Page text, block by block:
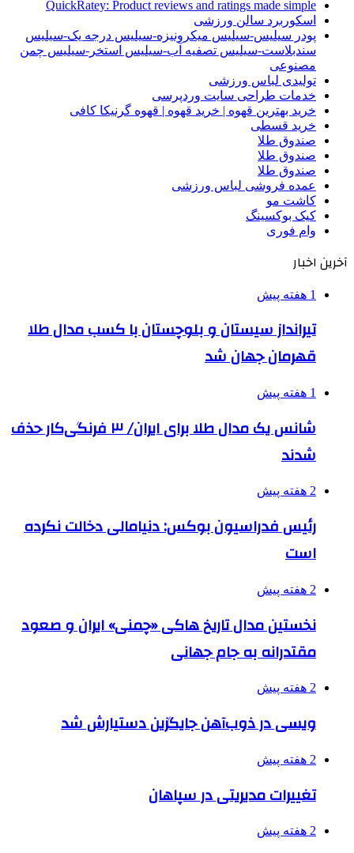
QuickRatey: Product reviews and ratings made simple
اسکوربرد سالن ورزشی
پودر سیلیس-سیلیس میکرونیزه-سیلیس درجه یک-سیلیس
سندبلاست-سیلیس تصفیه آب-سیلیس استخر-سیلیس چمن
مصنوعی
تولیدی لباس ورزشی
خدمات طراحی سایت وردپرسی
خرید بهترین قهوه | خرید قهوه | قهوه گرنیکا کافی
خرید قسطی
صندوق طلا
صندوق طلا
صندوق طلا
عمده فروشی لباس ورزشی
کاشت مو
کیک بوکسینگ
وام فوری
آخرین اخبار
1 هفته پیش
تیرانداز سیستان و بلوچستان با کسب مدال طلا
قهرمان جهان شد
1 هفته پیش
شانس یک مدال طلا برای ایران/ ۳ فرنگی‌کار حذف
شدند
2 هفته پیش
رئیس فدراسیون بوکس: دنیامالی دخالت نکرده
است
2 هفته پیش
نخستین مدال تاریخ هاکی «چمنی» ایران و صعود
مقتدرانه به جام جهانی
2 هفته پیش
ویسی در ذوب‌آهن جایگزین دستیارش شد
2 هفته پیش
تغییرات مدیریتی در سپاهان
2 هفته پیش